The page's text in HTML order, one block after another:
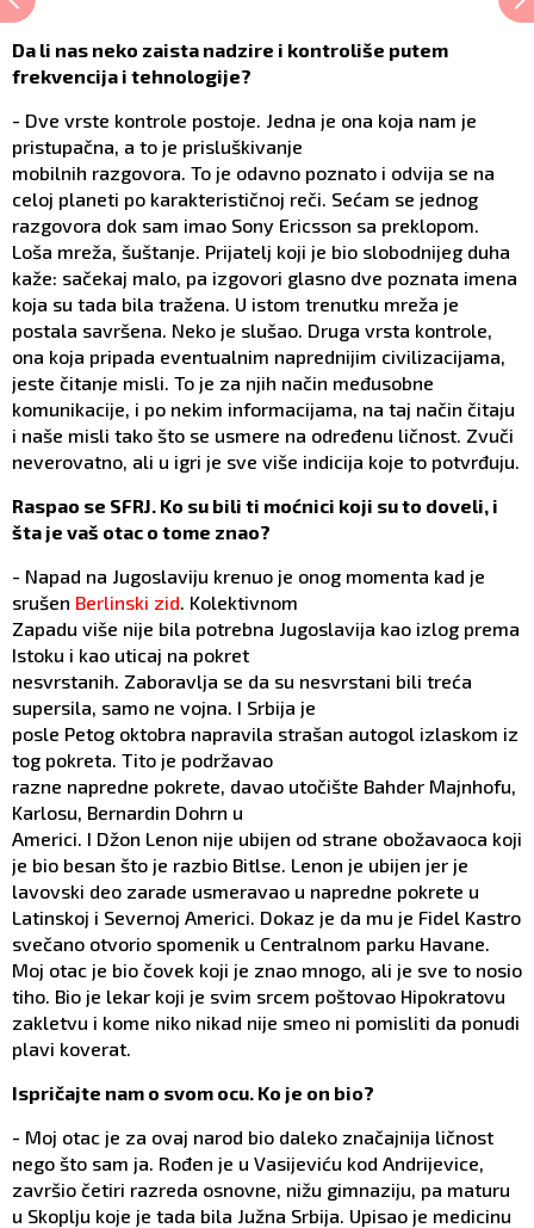
Da li nas neko zaista nadzire i kontroliše putem
frekvencija i tehnologije?
- Dve vrste kontrole postoje. Jedna je ona koja nam je
pristupačna, a to je prisluškivanje
mobilnih razgovora. To je odavno poznato i odvija se na
celoj planeti po karakterističnoj reči. Sećam se jednog
razgovora dok sam imao Sony Ericsson sa preklopom.
Loša mreža, šuštanje. Prijatelj koji je bio slobodnijeg duha
kaže: sačekaj malo, pa izgovori glasno dve poznata imena
koja su tada bila tražena. U istom trenutku mreža je
postala savršena. Neko je slušao. Druga vrsta kontrole,
ona koja pripada eventualnim naprednijim civilizacijama,
jeste čitanje misli. To je za njih način međusobne
komunikacije, i po nekim informacijama, na taj način čitaju
i naše misli tako što se usmere na određenu ličnost. Zvuči
neverovatno, ali u igri je sve više indicija koje to potvrđuju.
Raspao se SFRJ. Ko su bili ti moćnici koji su to doveli, i
šta je vaš otac o tome znao?
- Napad na Jugoslaviju krenuo je onog momenta kad je
srušen Berlinski zid . Kolektivnom
Zapadu više nije bila potrebna Jugoslavija kao izlog prema
Istoku i kao uticaj na pokret
nesvrstanih. Zaboravlja se da su nesvrstani bili treća
supersila, samo ne vojna. I Srbija je
posle Petog oktobra napravila strašan autogol izlaskom iz
tog pokreta. Tito je podržavao
razne napredne pokrete, davao utočište Bahder Majnhofu,
Karlosu, Bernardin Dohrn u
Americi. I Džon Lenon nije ubijen od strane obožavaoca koji
je bio besan što je razbio Bitlse. Lenon je ubijen jer je
lavovski deo zarade usmeravao u napredne pokrete u
Latinskoj i Severnoj Americi. Dokaz je da mu je Fidel Kastro
svečano otvorio spomenik u Centralnom parku Havane.
Moj otac je bio čovek koji je znao mnogo, ali je sve to nosio
tiho. Bio je lekar koji je svim srcem poštovao Hipokratovu
zakletvu i kome niko nikad nije smeo ni pomisliti da ponudi
plavi koverat.
Ispričajte nam o svom ocu. Ko je on bio?
- Moj otac je za ovaj narod bio daleko značajnija ličnost
nego što sam ja. Rođen je u Vasijeviću kod Andrijevice,
završio četiri razreda osnovne, nižu gimnaziju, pa maturu
u Skoplju koje je tada bila Južna Srbija. Upisao je medicinu